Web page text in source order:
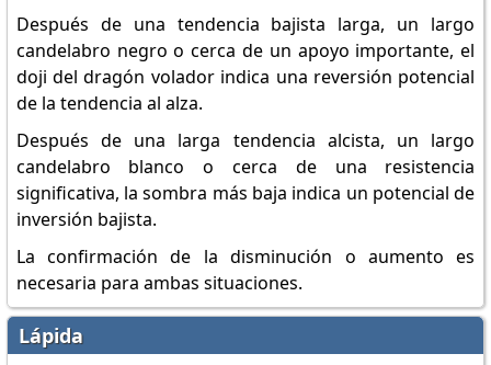
Después de una tendencia bajista larga, un largo
candelabro negro o cerca de un apoyo importante, el
doji del dragón volador indica una reversión potencial
de la tendencia al alza.
Después de una larga tendencia alcista, un largo
candelabro blanco o cerca de una resistencia
significativa, la sombra más baja indica un potencial de
inversión bajista.
La confirmación de la disminución o aumento es
necesaria para ambas situaciones.
Lápida